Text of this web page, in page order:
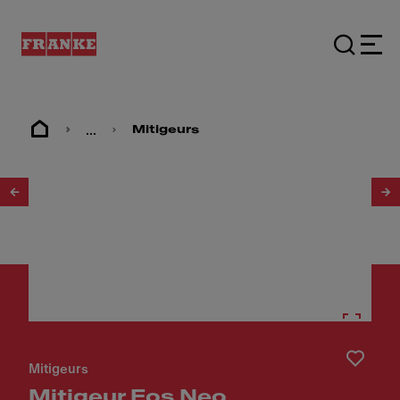
... Mitigeurs
Mitigeurs